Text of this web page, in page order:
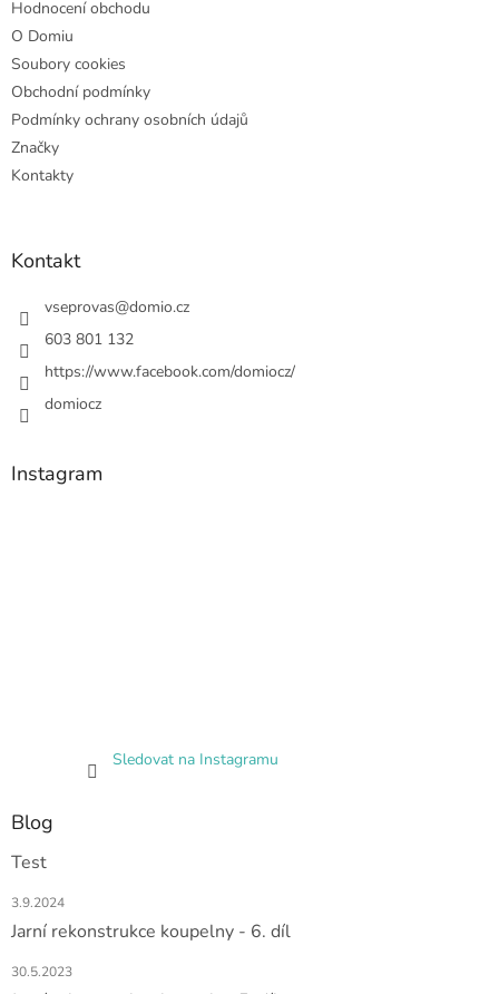
Hodnocení obchodu
O Domiu
Soubory cookies
Obchodní podmínky
Podmínky ochrany osobních údajů
Značky
Kontakty
Kontakt
vseprovas@domio.cz
603 801 132
https://www.facebook.com/domiocz/
domiocz
Instagram
Sledovat na Instagramu
Blog
Test
3.9.2024
Jarní rekonstrukce koupelny - 6. díl
30.5.2023